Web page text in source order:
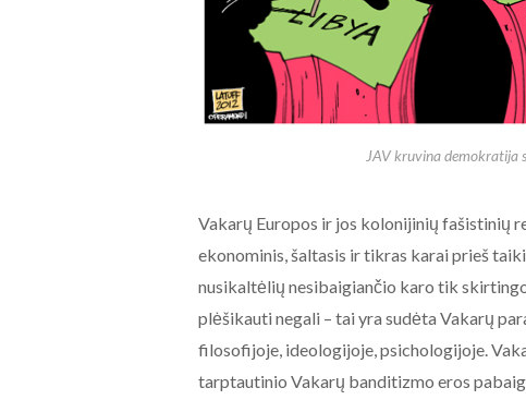
JAV kruvina demokratija
Vakarų Europos ir jos kolonijinių fašistinių
ekonominis, šaltasis ir tikras karai prieš
nusikaltėlių nesibaigiančio karo tik
plėšikauti negali – tai yra sudėta Vakarų
filosofijoje, ideologijoje, psichologijoje.
tarptautinio Vakarų banditizmo eros